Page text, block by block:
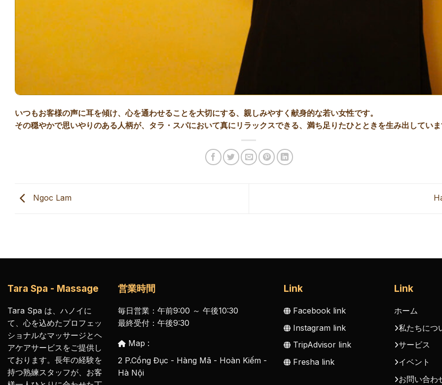
いつもお客様の声に耳を傾け、心を通わせることを大切にする、親しみやすく献身的な若い女性です。
その穏やかで思いやりのある人柄が、タラ・スパにおいて真にリラックスできる、満ち足りたひとときを生み出してい
Ngoc Lam
Tara Spa - Massage
Tara Spa は、ハノイに
て、心を込めたプロフェッ
ショナルなマッサージとヘ
アケアサービスをご提供し
ております。長年の経験を
持つ熟練スタッフが、お客
営業時間
毎日営業：午前9:00 ～ 午後10:30
最終受付：午後9:30
Map :
2 P.Cổng Đục - Hàng Mã - Hoàn Kiếm -
Hà Nội
Link
Facebook link
Instagram link
TripAdvisor link
Fresha link
Link
ホーム
私たちにつ
サービス
イベント
お問い合わ